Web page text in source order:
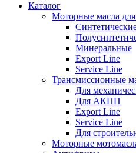
Каталог
Моторные масла
Минеральные
Export Line
Service Line
Трансмиссионные
Для
Для АКПП
Export Line
Service Line
Для
Моторные